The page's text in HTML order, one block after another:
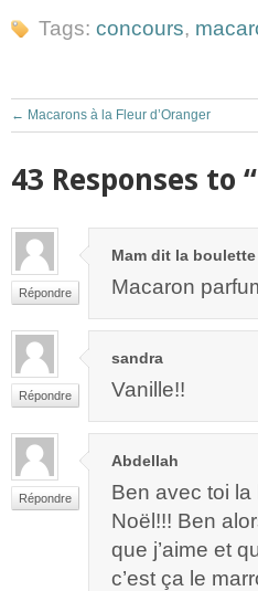
Tags: concours,
← Macarons à la Fleur d’Oranger
43 Responses to
Répondre
Mam dit la boulette
Macaron
Répondre
sandra
Vanille!!
Répondre
Abdellah
Ben avec toi
Noël!!! Ben
que j’aime et
c’est ça le